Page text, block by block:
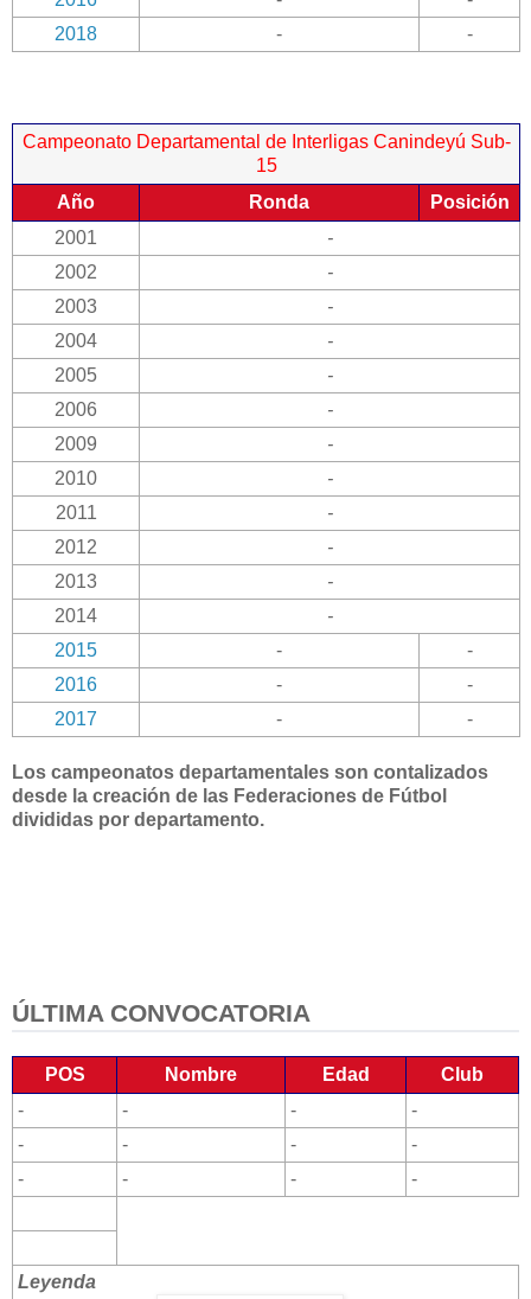
2018
- -
Campeonato Departamental de Interligas Canindeyú Sub-
15
Año
Ronda
Posición
2001
-
2002
-
2003
-
2004
-
2005
-
2006
-
2009
-
2010
-
2011
-
2012
-
2013
-
2014
-
2015
-
-
2016
-
-
2017
- -
Los campeonatos departamentales son contalizados
desde la creación de las Federaciones de Fútbol
divididas por departamento.
ÚLTIMA CONVOCATORIA
POS Nombre Edad
Club
-
- -
-
-
- -
-
-
- - -
Leyenda